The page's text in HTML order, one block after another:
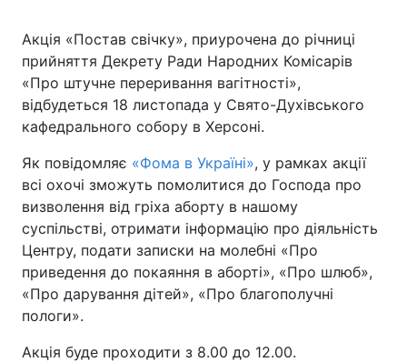
Україна Політика
Економіка Світ
Спорт Наука
Техно і зв'язок Лайт
Зброя Інциденти
Акція «Постав свічку», приурочена до річниці
прийняття Декрету Ради Народних Комісарів
«Про штучне переривання вагітності»,
відбудеться 18 листопада у Свято-Духівського
кафедрального собору в Херсоні.
Як повідомляє «Фома в Україні», у рамках акції
всі охочі зможуть помолитися до Господа про
визволення від гріха аборту в нашому
суспільстві, отримати інформацію про діяльність
Центру, подати записки на молебні «Про
приведення до покаяння в аборті», «Про шлюб»,
«Про дарування дітей», «Про благополучні
пологи».
Акція буде проходити з 8.00 до 12.00.